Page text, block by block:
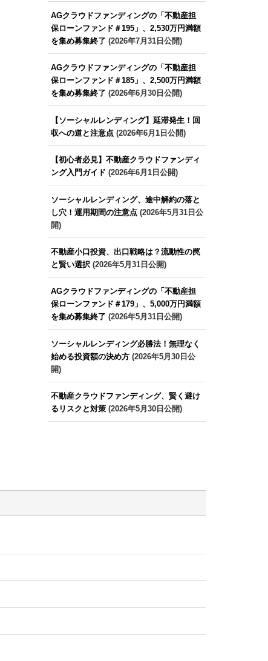
AGクラウドファンディングの「不動産担
保ローンファンド＃195」、2,530万円満額
を集め募集終了 (2026年7月31日公開)
AGクラウドファンディングの「不動産担
保ローンファンド＃185」、2,500万円満額
を集め募集終了 (2026年6月30日公開)
【ソーシャルレンディング】延滞発生！回
収への道と注意点(2026年6月1日公開)
【初心者必見】不動産クラウドファンディ
ング入門ガイド (2026年6月1日公開)
ソーシャルレンディング、途中解約の落と
し穴！運用期間の注意点(2026年5月31日公
開)
不動産小口投資、出口戦略は？流動性の罠
と賢い選択(2026年5月31日公開)
AGクラウドファンディングの「不動産担
保ローンファンド＃179」、5,000万円満額
を集め募集終了 (2026年5月31日公開)
ソーシャルレンディング必勝法！無理なく
始める投資額の決め方(2026年5月30日公
開)
不動産クラウドファンディング、賢く避け
るリスクと対策(2026年5月30日公開)